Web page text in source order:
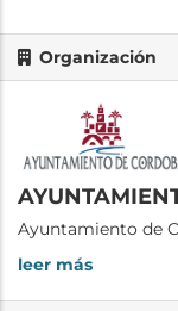
Organización
Ayuntamiento de
leer más